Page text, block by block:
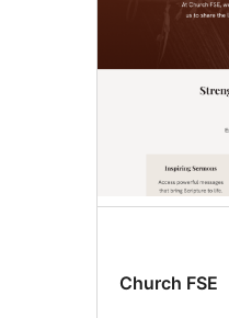
Church FSE